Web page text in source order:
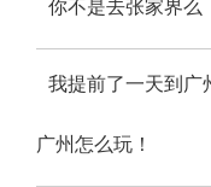
我提前了一天到
广州怎么玩！